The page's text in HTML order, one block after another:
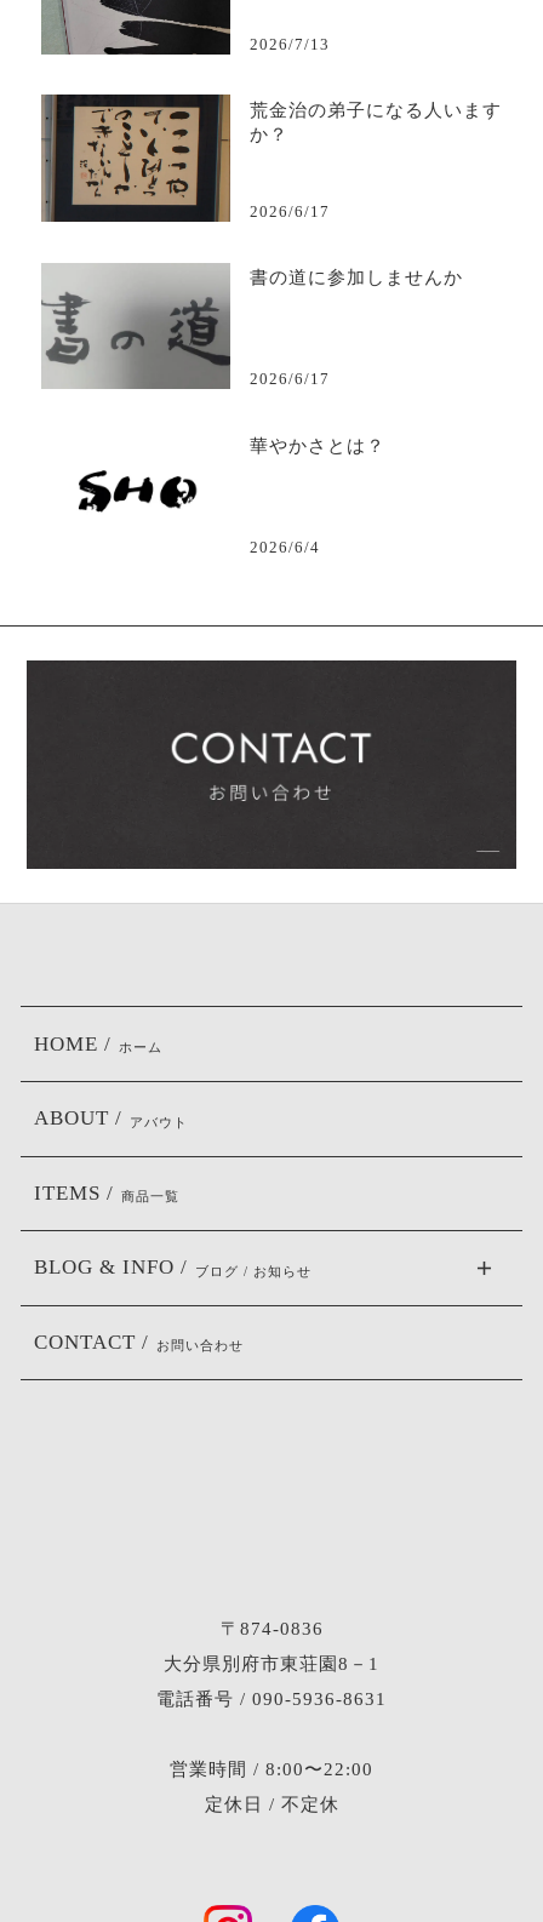
2026/7/13
荒金治の弟子になる人います
か？
2026/6/17
書の道に参加しませんか
2026/6/17
華やかさとは？
2026/6/4
〒874-0836
大分県別府市東荘園8－1
電話番号 / 090-5936-8631
営業時間 / 8:00〜22:00
定休日 / 不定休
HOME / ホーム
ABOUT / アバウト
ITEMS / 商品一覧
BLOG & INFO / ブログ / お知らせ
CONTACT / お問い合わせ